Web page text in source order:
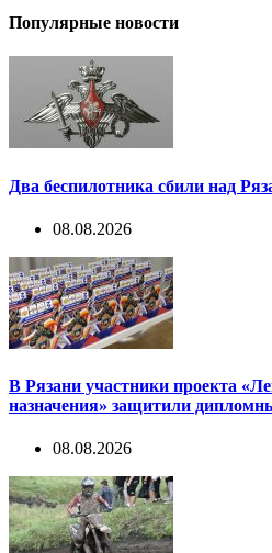
Популярные новости
Два беспилотника сбили над
08.08.2026
В Рязани участники проекта
назначения» защитили
08.08.2026